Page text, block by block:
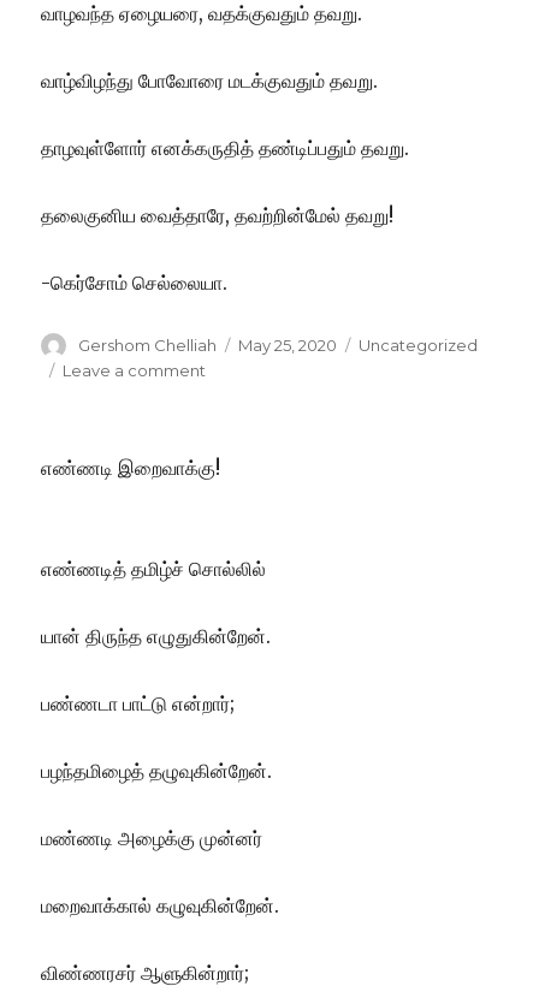
வாழவந்த ஏழையரை, வதக்குவதும் தவறு.
வாழ்விழந்து போவோரை மடக்குவதும் தவறு.
தாழவுள்ளோர் எனக்கருதித் தண்டிப்பதும் தவறு.
தலைகுனிய வைத்தாரே, தவற்றின்மேல் தவறு!
-கெர்சோம் செல்லையா.
Author
Gershom Chelliah
Posted
May 25, 2020 Categories
Uncategorized
Leave a comment
எண்ணடி இறைவாக்கு!
எண்ணடித் தமிழ்ச் சொல்லில்
யான் திருந்த எழுதுகின்றேன்.
பண்ணடா பாட்டு என்றார்;
பழந்தமிழைத் தழுவுகின்றேன்.
மண்ணடி அழைக்கு முன்னர்
மறைவாக்கால் கழுவுகின்றேன்.
விண்ணரசர் ஆளுகின்றார்;